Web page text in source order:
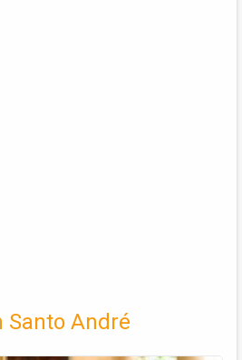
Santo André